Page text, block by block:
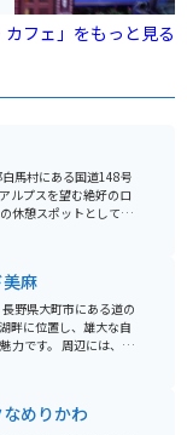
カフェ」をもっと見る
馬村にある国道148号
ルプスを望む絶好のロ
休憩スポットとして人
村は、冬はスキーリゾ
レッキング、パラグラ
ビティが盛んです。道
然を満喫してみてはい
麻
野県大町市にある道の
畔に位置し、雄大な自
辺には、青
のアクティビティや、
材を使ったレストラン
めりかわ